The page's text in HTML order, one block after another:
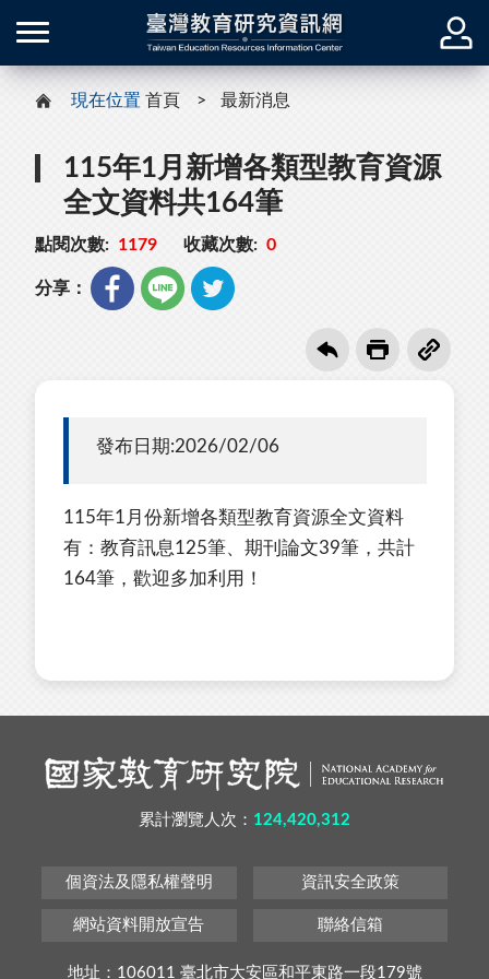
現在位置 首頁 最新消息
115年1月新增各類型教育資源
全文資料共164筆
點閱次數: 1179 收藏次數: 0
分享：
發布日期:2026/02/06
115年1月份新增各類型教育資源全文資料
有：教育訊息125筆、期刊論文39筆，共計
164筆，歡迎多加利用！
累計瀏覽人次： 124,420,312
個資法及隱私權聲明 資訊安全政策
網站資料開放宣告 聯絡信箱
地址：106011 臺北市大安區和平東路一段179號